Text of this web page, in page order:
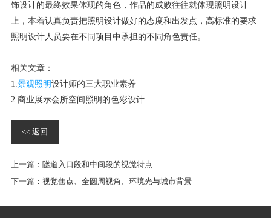
饰设计的最终效果体现的角色，作品的成败往往就体现照明设计
上，本着认真负责把照明设计做好的态度和出发点，高标准的要求
照明设计人员要在不同项目中承担的不同角色责任。
相关文章：
1.景观照明设计师的三大职业素养
2.商业展示会所空间照明的色彩设计
<< 返回
上一篇： 隧道入口段和中间段的视觉特点
下一篇： 视觉焦点、全圆周视角、环境光与城市背景